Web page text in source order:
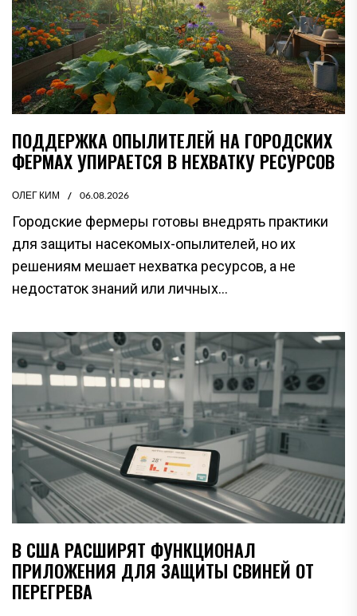
ПОДДЕРЖКА ОПЫЛИТЕЛЕЙ НА ГОРОДСКИХ
ФЕРМАХ УПИРАЕТСЯ В НЕХВАТКУ РЕСУРСОВ
ОЛЕГ КИМ 06.08.2026
Городские фермеры готовы внедрять практики
для защиты насекомых-опылителей, но их
решениям мешает нехватка ресурсов, а не
недостаток знаний или личных...
В США РАСШИРЯТ ФУНКЦИОНАЛ
ПРИЛОЖЕНИЯ ДЛЯ ЗАЩИТЫ СВИНЕЙ ОТ
ПЕРЕГРЕВА